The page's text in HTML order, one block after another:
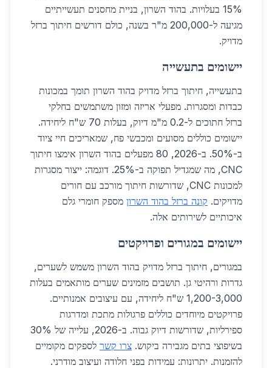
15% בעלויות. בהוד השרון, בניית מחסנים תעשייתיים
מגיעה ל-200,000 מ"ר בשנה, כולם דורשים חיתוך ברזל
מדויק.
יישומים בתעשייה
בתעשייה, חיתוך ברזל מדויק בהוד השרון תומך במכונות
כבדות ומסגרות. מפעלי אריזה ומזון משתמשים בחלקי
ברזל חתוכים ל-0.2 מ"מ דיוק, בעלות 70 ש"ח ליחידה.
יישומים כוללים מסועים ומכבשי פח, שמאריכים חיי ציוד
ב-50%. ב-2026, 80 מפעלים בהוד השרון אימצו חיתוך
CNC, מה שמגדיל תפוקה ב-25%. דוגמה: ייצור מסגרות
למכונות CNC, שדורשות חיתוך מורכב עם חורים
מדויקים. קונה ברזל בהוד השרון מספק חומרי גלם
איכותיים לשירותים אלה.
יישומים במגורים ופרויקטים
במגורים, חיתוך ברזל מדויק בהוד השרון משמש לשערים,
גדרות ורהיטי גן. תושבים מזמינים שערים מותאמים בעלות
1,200-3,000 ש"ח ליחידה, עם עיצובים אמנותיים.
פרויקטים מיוחדים כוללים פרגולות מתכת ומדרגות
ספירליות, שדורשות דיוק גבוה. ב-2026, עלייה של 30%
בשיפוצי בתים מגבירה ביקוש. צרו קשר לספקים מקומיים
להזמנות. יתרונות: עמידות בפני חלודה ועיצוב מודרני.